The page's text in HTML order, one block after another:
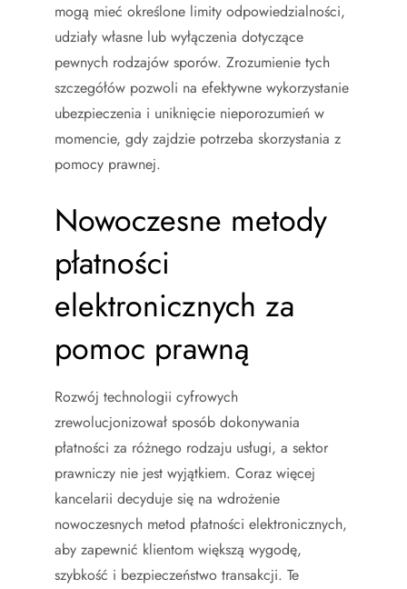
mogą mieć określone limity odpowiedzialności,
udziały własne lub wyłączenia dotyczące
pewnych rodzajów sporów. Zrozumienie tych
szczegółów pozwoli na efektywne wykorzystanie
ubezpieczenia i uniknięcie nieporozumień w
momencie, gdy zajdzie potrzeba skorzystania z
pomocy prawnej.
Nowoczesne metody
płatności
elektronicznych za
pomoc prawną
Rozwój technologii cyfrowych
zrewolucjonizował sposób dokonywania
płatności za różnego rodzaju usługi, a sektor
prawniczy nie jest wyjątkiem. Coraz więcej
kancelarii decyduje się na wdrożenie
nowoczesnych metod płatności elektronicznych,
aby zapewnić klientom większą wygodę,
szybkość i bezpieczeństwo transakcji. Te